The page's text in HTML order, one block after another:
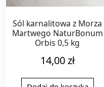
Sól karnalitowa z Morza
Martwego NaturBonum
Orbis 0,5 kg
14,00zł